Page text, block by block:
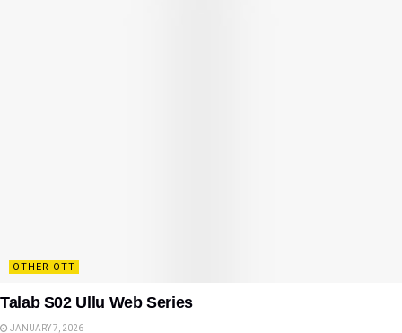
OTHER OTT
Talab S02 Ullu Web Series
JANUARY 7, 2026